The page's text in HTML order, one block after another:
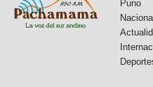
Puno
Nacional